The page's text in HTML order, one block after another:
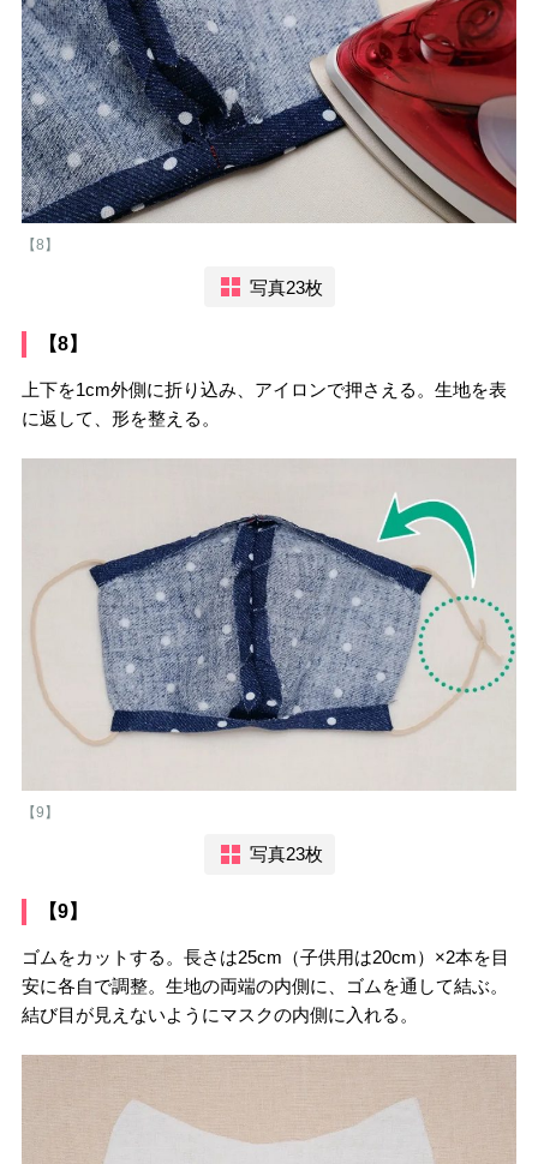
【8】
写真23枚
【8】
上下を1cm外側に折り込み、アイロンで押さえる。生地を表
に返して、形を整える。
【9】
写真23枚
【9】
ゴムをカットする。長さは25cm（子供用は20cm）×2本を目
安に各自で調整。生地の両端の内側に、ゴムを通して結ぶ。
結び目が見えないようにマスクの内側に入れる。